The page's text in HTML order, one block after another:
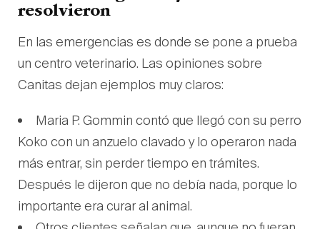
resolvieron
En las emergencias es donde se pone a prueba
un centro veterinario. Las opiniones sobre
Canitas dejan ejemplos muy claros:
Maria P. Gommin contó que llegó con su perro
Koko con un anzuelo clavado y lo operaron nada
más entrar, sin perder tiempo en trámites.
Después le dijeron que no debía nada, porque lo
importante era curar al animal.